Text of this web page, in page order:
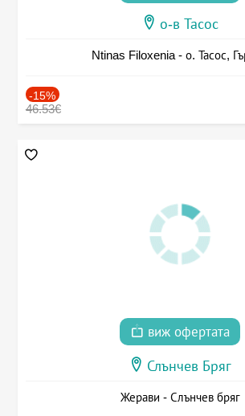
о-в Тасос
Ntinas Filoxenia - о. Тасос,
-15%
46.53€
виж офертата
Слънчев Бряг
Жерави - Слънчев бряг